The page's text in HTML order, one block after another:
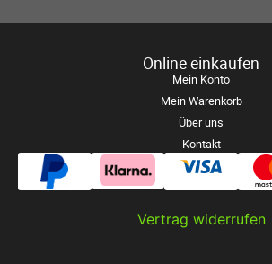
Online einkaufen
Mein Konto
Mein Warenkorb
Über uns
Kontakt
Vertrag widerrufen